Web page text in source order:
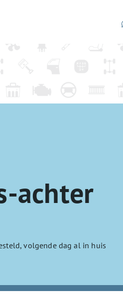
achter
volgende dag al in huis